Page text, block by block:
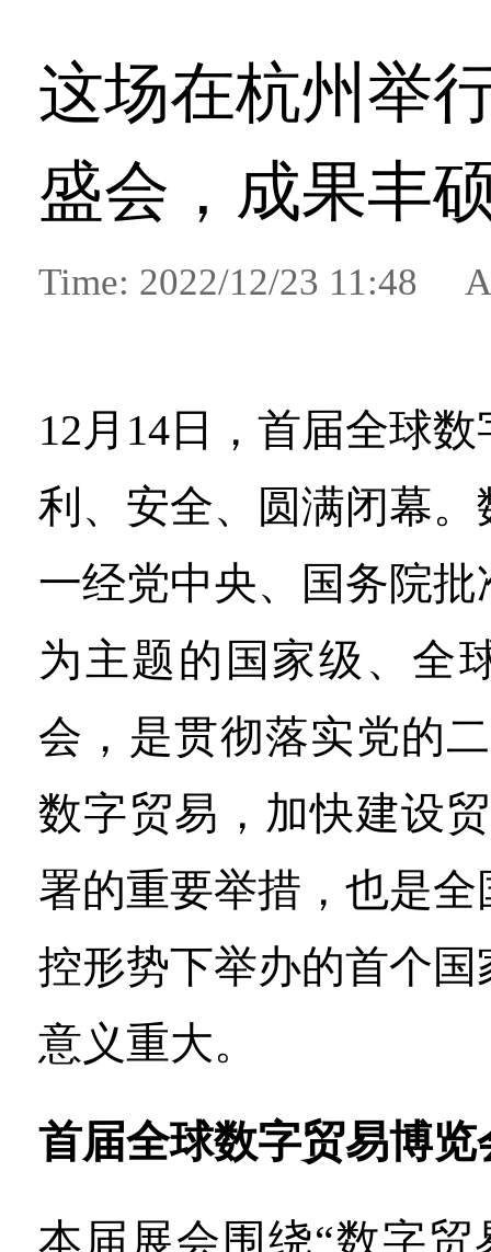
这场在杭州举
盛会，成果丰
Time: 2022/12/23 11:48
12月14日，首届全球
利、安全、圆满闭幕
一经党中央、国务院
为主题的国家级、全
会，是贯彻落实党的
数字贸易，加快建设
署的重要举措，也是
控形势下举办的首个
意义重大。
首届全球数字贸易博览
本届展会围绕“数字贸